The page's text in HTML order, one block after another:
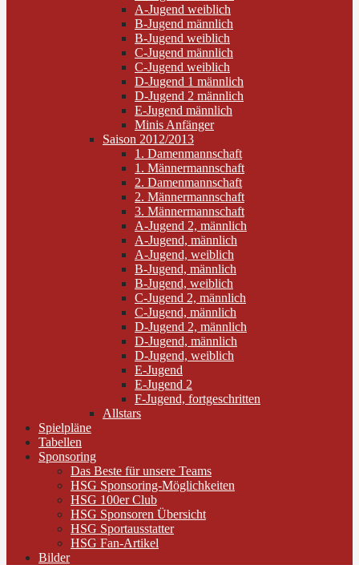
A-Jugend weiblich
B-Jugend männlich
B-Jugend weiblich
C-Jugend männlich
C-Jugend weiblich
D-Jugend 1 männlich
D-Jugend 2 männlich
E-Jugend männlich
Minis Anfänger
Saison 2012/2013
1. Damenmannschaft
1. Männermannschaft
2. Damenmannschaft
2. Männermannschaft
3. Männermannschaft
A-Jugend 2, männlich
A-Jugend, männlich
A-Jugend, weiblich
B-Jugend, männlich
B-Jugend, weiblich
C-Jugend 2, männlich
C-Jugend, männlich
D-Jugend 2, männlich
D-Jugend, männlich
D-Jugend, weiblich
E-Jugend
E-Jugend 2
F-Jugend, fortgeschritten
Allstars
Spielpläne
Tabellen
Sponsoring
Das Beste für unsere Teams
HSG Sponsoring-Möglichkeiten
HSG 100er Club
HSG Sponsoren Übersicht
HSG Sportausstatter
HSG Fan-Artikel
Bilder